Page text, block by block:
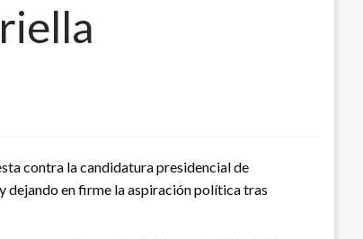
contra la candidatura presidencial de
dejando en firme la aspiración política tras